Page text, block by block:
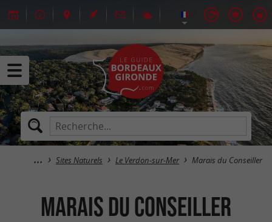
Sites Naturels Le Verdon-sur-Mer Marais du Conseiller
Marais du Conseiller